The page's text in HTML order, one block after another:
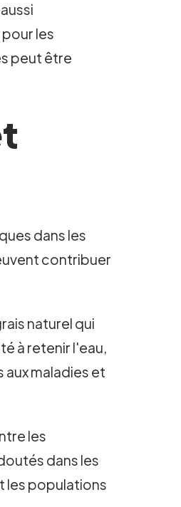
les
peut être
dans les
contribuer
naturel qui
à retenir l'eau,
maladies et
les
dans les
les populations